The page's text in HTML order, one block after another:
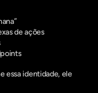
de ações
essa identidade, ele